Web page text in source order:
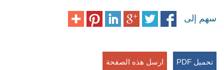
سهم إلى
تحميل PDF ارسل هذه الصفحة